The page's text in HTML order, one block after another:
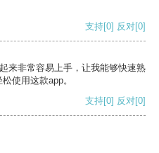
支持[0] 反对[0]
来非常容易上手，让我能够快速熟
使用这款app。
支持[0] 反对[0]